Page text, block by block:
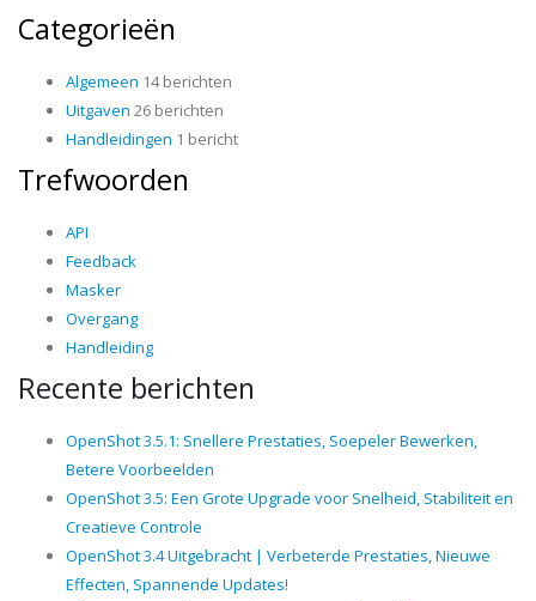
Categorieën
Algemeen 14 berichten
Uitgaven 26 berichten
Handleidingen 1 bericht
Trefwoorden
API
Feedback
Masker
Overgang
Handleiding
Recente berichten
OpenShot 3.5.1: Snellere Prestaties, Soepeler Bewerken,
Betere Voorbeelden
OpenShot 3.5: Een Grote Upgrade voor Snelheid, Stabiliteit en
Creatieve Controle
OpenShot 3.4 Uitgebracht | Verbeterde Prestaties, Nieuwe
Effecten, Spannende Updates!